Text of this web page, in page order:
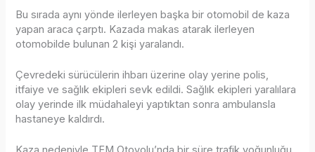
Bu sırada aynı yönde ilerleyen başka bir otomobil de kaza
yapan araca çarptı. Kazada makas atarak ilerleyen
otomobilde bulunan 2 kişi yaralandı.
Çevredeki sürücülerin ihbarı üzerine olay yerine polis,
itfaiye ve sağlık ekipleri sevk edildi. Sağlık ekipleri yaralılara
olay yerinde ilk müdahaleyi yaptıktan sonra ambulansla
hastaneye kaldırdı.